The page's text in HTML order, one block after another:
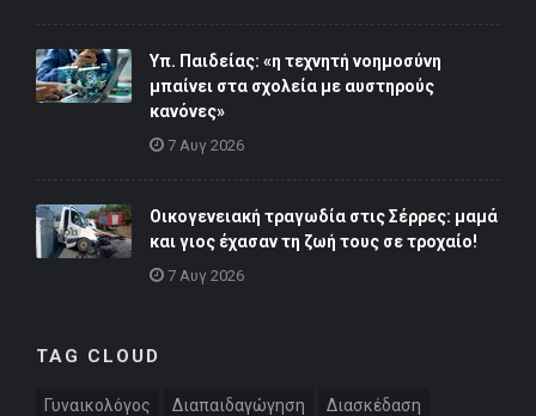
Υπ. Παιδείας: «η τεχνητή νοημοσύνη
μπαίνει στα σχολεία με αυστηρούς
κανόνες»
7 Αυγ 2026
Οικογενειακή τραγωδία στις Σέρρες: μαμά
και γιος έχασαν τη ζωή τους σε τροχαίο!
7 Αυγ 2026
TAG CLOUD
Γυναικολόγος Διαπαιδαγώγηση Διασκέδαση